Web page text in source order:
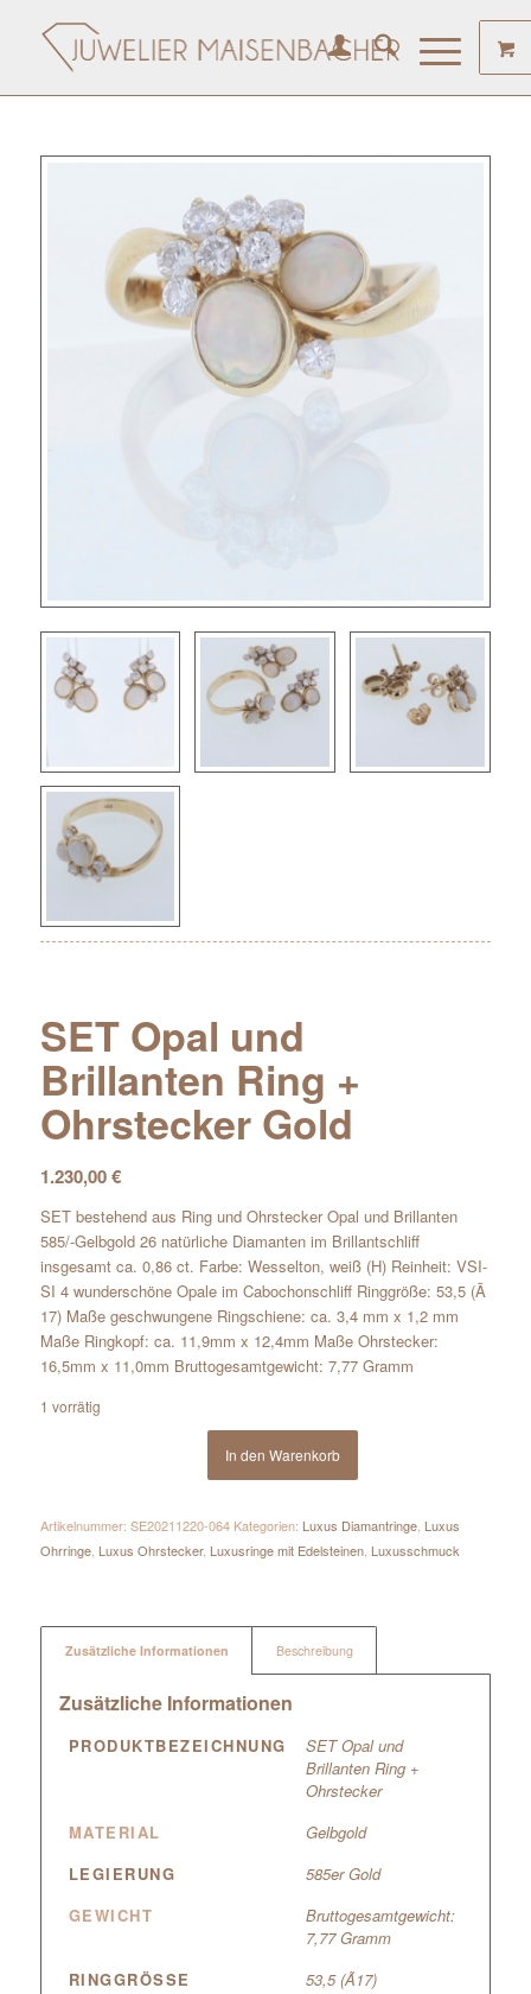
SET Opal und
Brillanten Ring +
Ohrstecker Gold
1.230,00€
SET bestehend aus Ring und Ohrstecker Opal und Brillanten
585/-Gelbgold 26 natürliche Diamanten im Brillantschliff
insgesamt ca. 0,86 ct. Farbe: Wesselton, weiß (H) Reinheit: VSI-
SI 4 wunderschöne Opale im Cabochonschliff Ringgröße: 53,5 (Ã
17) Maße geschwungene Ringschiene: ca. 3,4 mm x 1,2 mm
Maße Ringkopf: ca. 11,9mm x 12,4mm Maße Ohrstecker:
16,5mm x 11,0mm Bruttogesamtgewicht: 7,77 Gramm
1 vorrätig
In den Warenkorb
Artikelnummer: SE20211220-064 Kategorien: Luxus Diamantringe, Luxus
Ohrringe, Luxus Ohrstecker, Luxusringe mit Edelsteinen, Luxusschmuck
Zusätzliche Informationen Beschreibung
Zusätzliche Informationen
PRODUKTBEZEICHNUNG
SET Opal und
Brillanten Ring +
Ohrstecker
MATERIAL
Gelbgold
LEGIERUNG
585er Gold
GEWICHT
Bruttogesamtgewicht:
7,77 Gramm
RINGGRÖSSE
53,5 (Ã17)